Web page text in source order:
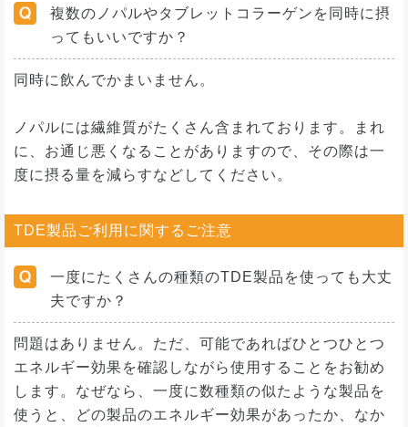
複数のノパルやタブレットコラーゲンを同時に摂
ってもいいですか？
同時に飲んでかまいません。
ノパルには繊維質がたくさん含まれております。まれ
に、お通じ悪くなることがありますので、その際は一
度に摂る量を減らすなどしてください。
TDE製品ご利用に関するご注意
一度にたくさんの種類のTDE製品を使っても大丈
夫ですか？
問題はありません。ただ、可能であればひとつひとつ
エネルギー効果を確認しながら使用することをお勧め
します。なぜなら、一度に数種類の似たような製品を
使うと、どの製品のエネルギー効果があったか、なか